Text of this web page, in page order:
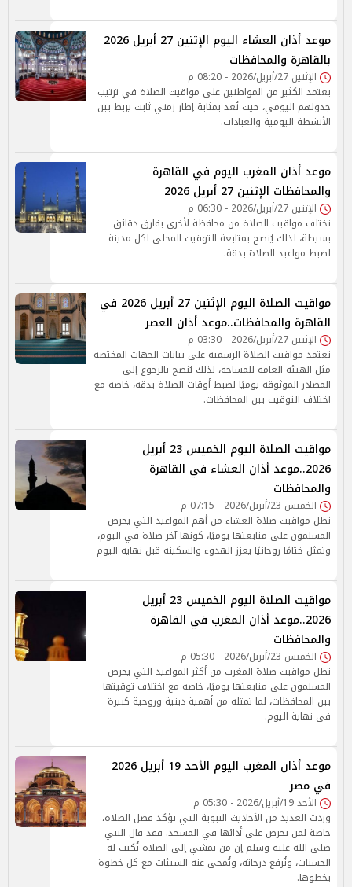
موعد أذان العشاء اليوم الإثنين 27 أبريل 2026
بالقاهرة والمحافظات
الإثنين 27/أبريل/2026 - 08:20 م
يعتمد الكثير من المواطنين على مواقيت الصلاة في ترتيب
جدولهم اليومي، حيث تُعد بمثابة إطار زمني ثابت يربط بين
الأنشطة اليومية والعبادات.
موعد أذان المغرب اليوم في القاهرة
والمحافظات الإثنين 27 أبريل 2026
الإثنين 27/أبريل/2026 - 06:30 م
تختلف مواقيت الصلاة من محافظة لأخرى بفارق دقائق
بسيطة، لذلك يُنصح بمتابعة التوقيت المحلي لكل مدينة
لضبط مواعيد الصلاة بدقة.
مواقيت الصلاة اليوم الإثنين 27 أبريل 2026 في
القاهرة والمحافظات..موعد أذان العصر
الإثنين 27/أبريل/2026 - 03:30 م
تعتمد مواقيت الصلاة الرسمية على بيانات الجهات المختصة
مثل الهيئة العامة للمساحة، لذلك يُنصح بالرجوع إلى
المصادر الموثوقة يوميًا لضبط أوقات الصلاة بدقة، خاصة مع
اختلاف التوقيت بين المحافظات.
مواقيت الصلاة اليوم الخميس 23 أبريل
2026..موعد أذان العشاء في القاهرة
والمحافظات
الخميس 23/أبريل/2026 - 07:15 م
تظل مواقيت صلاة العشاء من أهم المواعيد التي يحرص
المسلمون على متابعتها يوميًا، كونها آخر صلاة في اليوم،
وتمثل ختامًا روحانيًا يعزز الهدوء والسكينة قبل نهاية اليوم
مواقيت الصلاة اليوم الخميس 23 أبريل
2026..موعد أذان المغرب في القاهرة
والمحافظات
الخميس 23/أبريل/2026 - 05:30 م
تظل مواقيت صلاة المغرب من أكثر المواعيد التي يحرص
المسلمون على متابعتها يوميًا، خاصة مع اختلاف توقيتها
بين المحافظات، لما تمثله من أهمية دينية وروحية كبيرة
في نهاية اليوم.
موعد أذان المغرب اليوم الأحد 19 أبريل 2026
في مصر
الأحد 19/أبريل/2026 - 05:30 م
وردت العديد من الأحاديث النبوية التي تؤكد فضل الصلاة،
خاصة لمن يحرص على أدائها في المسجد. فقد قال النبي
صلى الله عليه وسلم إن من يمشي إلى الصلاة تُكتب له
الحسنات، وتُرفع درجاته، وتُمحى عنه السيئات مع كل خطوة
يخطوها.